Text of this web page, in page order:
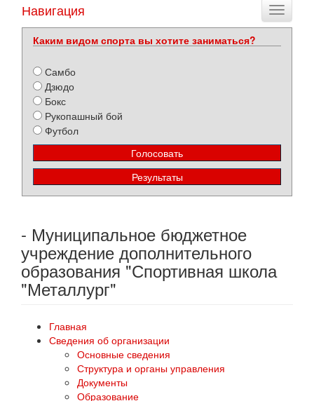
Toggle
Навигация
Каким видом спорта вы хотите заниматься?
Самбо
Дзюдо
Бокс
Рукопашный бой
Футбол
- Муниципальное бюджетное
учреждение дополнительного
образования "Спортивная школа
"Металлург"
Главная
Сведения об организации
Основные сведения
Структура и органы управления
Документы
Образование